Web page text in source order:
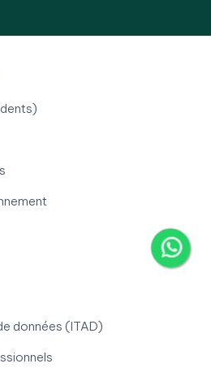
données (ITAD)